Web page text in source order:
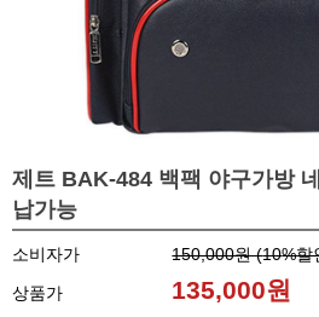
제트 BAK-484 백팩 야구가방
납가능
소비자가 150,000원 (10%할
상품가
135,000원